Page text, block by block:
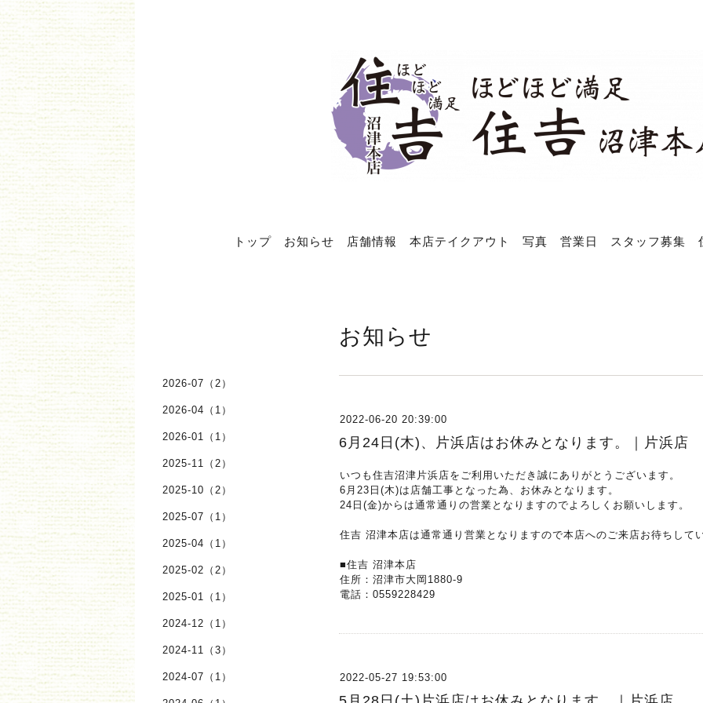
トップ お知らせ 店舗情報 本店テイクアウト 写真 営業日 スタッフ募集
お知らせ
2022-06-20 20:39:00
6月24日(木)、片浜店はお休みとなります。｜片浜店
いつも住吉沼津片浜店をご利用いただき誠にありがとうございます。
6月23日(木)は店舗工事となった為、お休みとなります。
24日(金)からは通常通りの営業となりますのでよろしくお願いします。
住吉 沼津本店は通常通り営業となりますので本店へのご来店お待ちして
■住吉 沼津本店
住所：沼津市大岡1880-9
電話：0559228429
2022-05-27 19:53:00
2026-07（2）
2026-04（1）
2026-01（1）
2025-11（2）
2025-10（2）
2025-07（1）
2025-04（1）
2025-02（2）
2025-01（1）
2024-12（1）
2024-11（3）
2024-07（1）